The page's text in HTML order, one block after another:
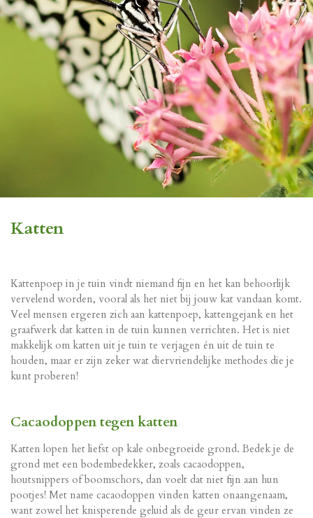
Katten
Kattenpoep in je tuin vindt niemand fijn en het kan behoorlijk
vervelend worden, vooral als het niet bij jouw kat vandaan komt.
Veel mensen ergeren zich aan kattenpoep, kattengejank en het
graafwerk dat katten in de tuin kunnen verrichten. Het is niet
makkelijk om katten uit je tuin te verjagen én uit de tuin te
houden, maar er zijn zeker wat diervriendelijke methodes die je
kunt proberen!
Cacaodoppen tegen katten
Katten lopen het liefst op kale onbegroeide grond. Bedek je de
grond met een bodembedekker, zoals cacaodoppen,
houtsnippers of boomschors, dan voelt dat niet fijn aan hun
pootjes! Met name cacaodoppen vinden katten onaangenaam,
want zowel het knisperende geluid als de geur ervan vinden ze